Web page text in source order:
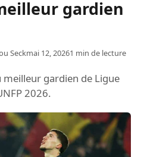
gardien
Seckmai 12, 20261 min de lecture
meilleur gardien de Ligue
2026.